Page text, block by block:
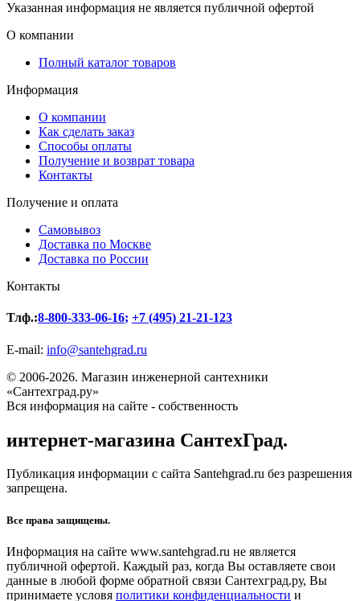
Указанная информация не является публичной офертой
О компании
Полный каталог товаров
Информация
О компании
Как сделать заказ
Способы оплаты
Получение и возврат товара
Контакты
Получение и оплата
Самовывоз
Доставка по Москве
Доставка по России
Контакты
Тлф.:8-800-333-06-16; +7 (495) 21-21-123
E-mail: info@santehgrad.ru
© 2006-2026. Магазин инженерной сантехники
«Сантехград.ру»
Вся информация на сайте - собственность
интернет-магазина СантехГрад.
Публикация информации с сайта Santehgrad.ru без разрешения
запрещена.
Все права защищены.
Информация на сайте www.santehgrad.ru не является
публичной офертой. Каждый раз, когда Вы оставляете свои
данные в любой форме обратной связи Сантехград.ру, Вы
принимаете условя политики конфиденциальности и